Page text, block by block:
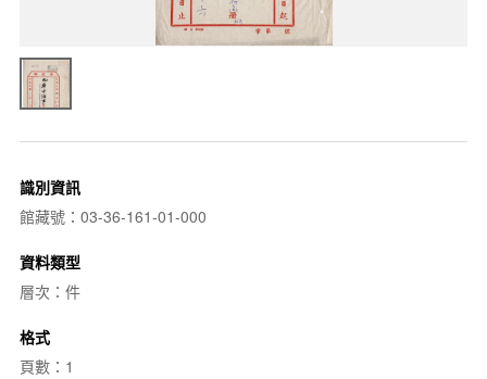
識別資訊
館藏號：03-36-161-01-000
資料類型
層次：件
格式
頁數：1